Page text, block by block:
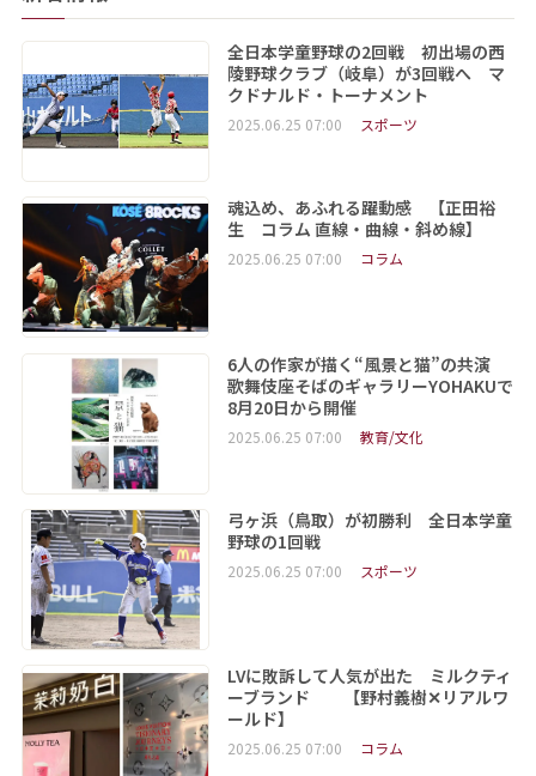
全日本学童野球の2回戦 初出場の西
陵野球クラブ（岐阜）が3回戦へ マ
クドナルド・トーナメント
2025.06.25 07:00 スポーツ
魂込め、あふれる躍動感 【正田裕
生 コラム 直線・曲線・斜め線】
2025.06.25 07:00 コラム
6人の作家が描く“風景と猫”の共演
歌舞伎座そばのギャラリーYOHAKUで
8月20日から開催
2025.06.25 07:00 教育/文化
弓ヶ浜（鳥取）が初勝利 全日本学童
野球の1回戦
2025.06.25 07:00 スポーツ
LVに敗訴して人気が出た ミルクティ
ーブランド 【野村義樹✕リアルワ
ールド】
2025.06.25 07:00 コラム